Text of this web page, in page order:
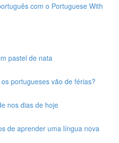
com o Portuguese With
pastel de nata
portugueses vão de férias?
nos dias de hoje
de aprender uma língua nova